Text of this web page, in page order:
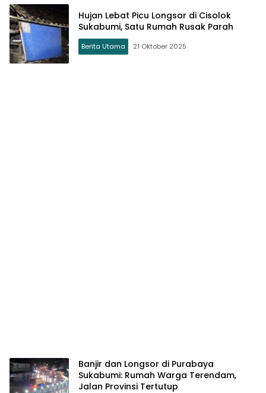
Hujan Lebat Picu Longsor di Cisolok
Sukabumi, Satu Rumah Rusak Parah
Berita Utama 21 Oktober 2025
Banjir dan Longsor di Purabaya
Sukabumi: Rumah Warga Terendam,
Jalan Provinsi Tertutup